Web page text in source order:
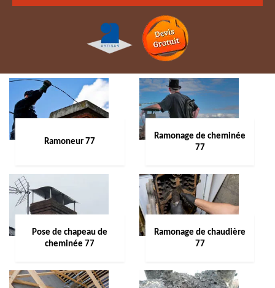
Ramoneur 77
Ramonage de cheminée
77
Pose de chapeau de
cheminée 77
Ramonage de chaudière
77